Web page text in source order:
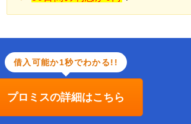
借入可能か1秒でわかる!!
プロミスの詳細はこちら